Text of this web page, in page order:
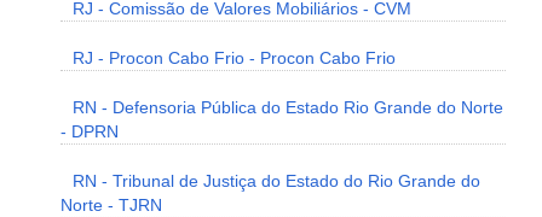
RJ - Comissão de Valores Mobiliários - CVM
RJ - Procon Cabo Frio - Procon Cabo Frio
RN - Defensoria Pública do Estado Rio Grande do Norte
- DPRN
RN - Tribunal de Justiça do Estado do Rio Grande do
Norte - TJRN